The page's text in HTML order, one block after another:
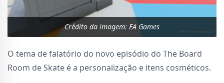
Crédito da imagem: EA Games
O tema de falatório do novo episódio do The Board
Room de Skate é a personalização e itens cosméticos.